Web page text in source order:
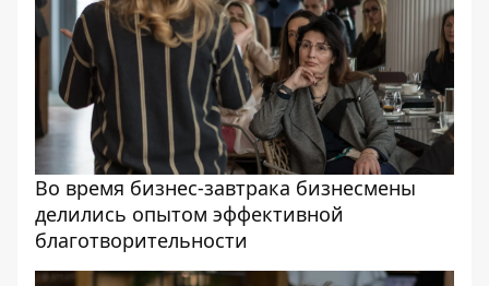
Во время бизнес-завтрака бизнесмены
делились опытом эффективной
благотворительности